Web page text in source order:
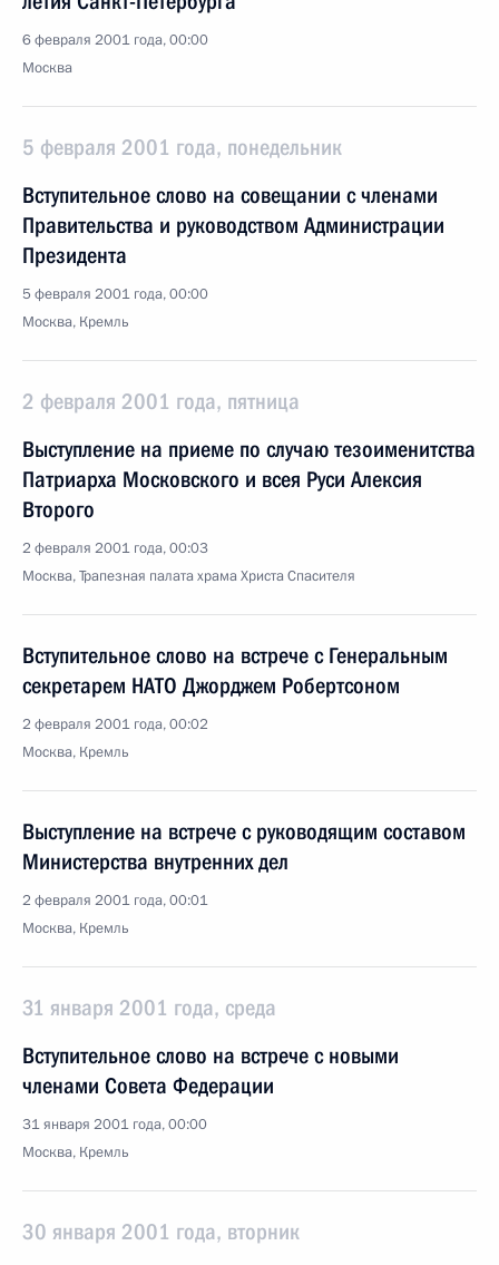
6 февраля 2001 года, 00:00
Москва
5 февраля 2001 года, понедельник
Вступительное слово на совещании с членами
Правительства и руководством Администрации
Президента
5 февраля 2001 года, 00:00
Москва, Кремль
2 февраля 2001 года, пятница
Выступление на приеме по случаю тезоименитства
Патриарха Московского и всея Руси Алексия
Второго
2 февраля 2001 года, 00:03
Москва, Трапезная палата храма Христа Спасителя
Вступительное слово на встрече с Генеральным
секретарем НАТО Джорджем Робертсоном
2 февраля 2001 года, 00:02
Москва, Кремль
Выступление на встрече с руководящим составом
Министерства внутренних дел
2 февраля 2001 года, 00:01
Москва, Кремль
31 января 2001 года, среда
Вступительное слово на встрече с новыми
членами Совета Федерации
31 января 2001 года, 00:00
Москва, Кремль
30 января 2001 года, вторник